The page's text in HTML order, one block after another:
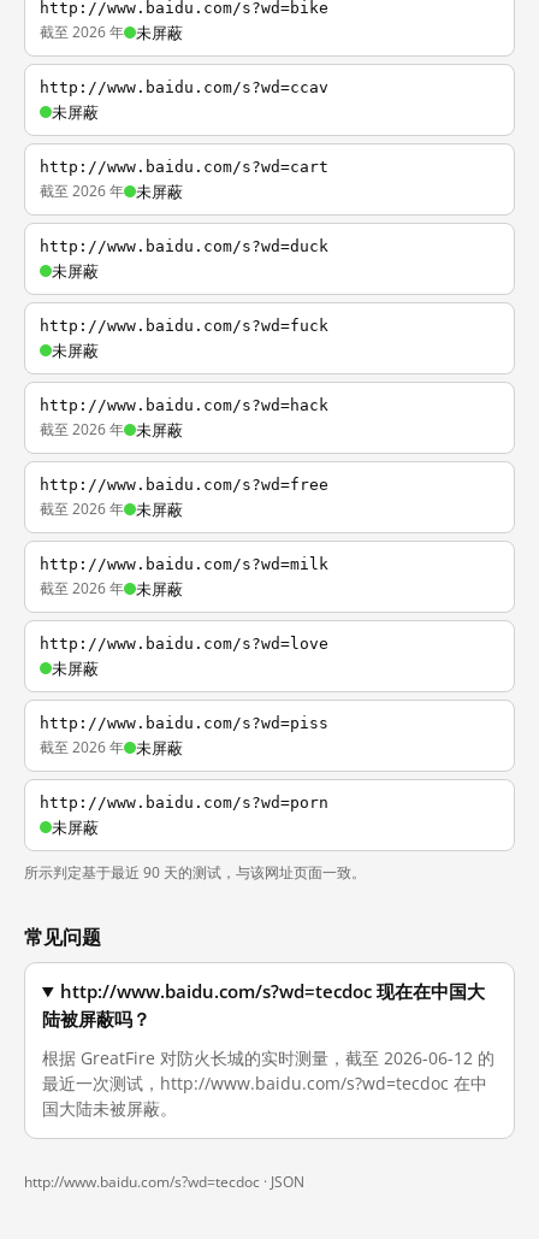
http://www.baidu.com/s?wd=bike
截至 2026 年 未屏蔽
http://www.baidu.com/s?wd=ccav
未屏蔽
http://www.baidu.com/s?wd=cart
截至 2026 年 未屏蔽
http://www.baidu.com/s?wd=duck
未屏蔽
http://www.baidu.com/s?wd=fuck
未屏蔽
http://www.baidu.com/s?wd=hack
截至 2026 年 未屏蔽
http://www.baidu.com/s?wd=free
截至 2026 年 未屏蔽
http://www.baidu.com/s?wd=milk
截至 2026 年 未屏蔽
http://www.baidu.com/s?wd=love
未屏蔽
http://www.baidu.com/s?wd=piss
截至 2026 年 未屏蔽
http://www.baidu.com/s?wd=porn
未屏蔽
所示判定基于最近 90 天的测试，与该网址页面一致。
常见问题
http://www.baidu.com/s?wd=tecdoc 现在在中国大
陆被屏蔽吗？
根据 GreatFire 对防火长城的实时测量，截至 2026-06-12 的
最近一次测试，http://www.baidu.com/s?wd=tecdoc 在中
国大陆未被屏蔽。
http://www.baidu.com/s?wd=tecdoc · JSON